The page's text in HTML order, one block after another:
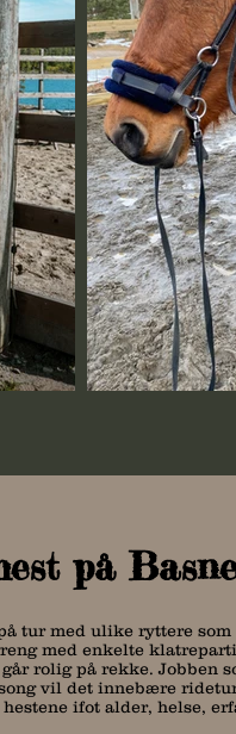
på
tur med ulike ryttere
med enkelte
rolig på rekke. Jobben
vil det innebære
ifot alder, helse,